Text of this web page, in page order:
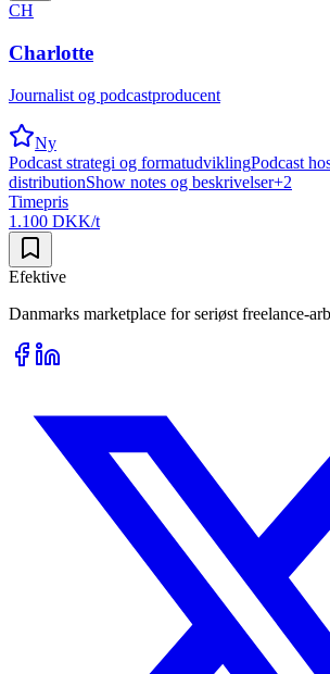
CH
Charlotte
Journalist og podcastproducent
Ny
Podcast strategi og formatudviklingPodcast
distributionShow notes og beskrivelser+2
Timepris
1.100 DKK/t
Efektive
Danmarks marketplace for seriøst freelance-